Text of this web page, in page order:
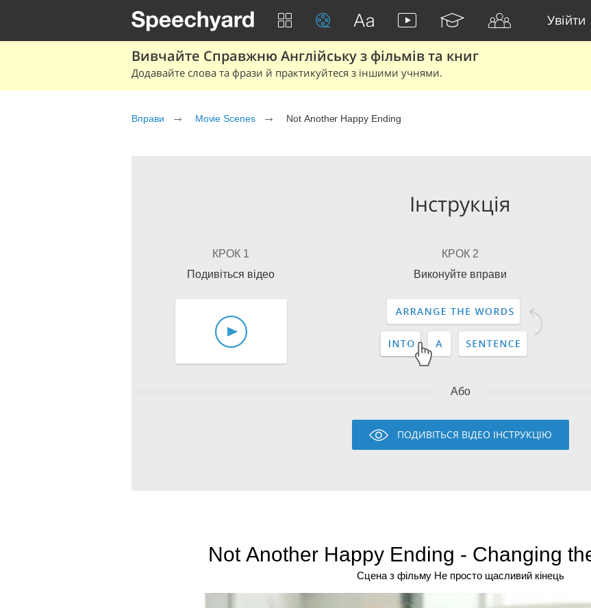
Увійти
Вивчайте Справжню Англійську з фільмів та книг
Додавайте слова та фрази й практикуйтеся з іншими учнями.
Вправи Movie Scenes Not Another Happy Ending
Інструкція
КРОК 1
Подивіться відео
КРОК 2
Виконуйте вправи
Або
ПОДИВІТЬСЯ ВІДЕО ІНСТРУКЦІЮ
Not Another Happy Ending - Changing
Сцена з фільму Не просто щасливий кінець